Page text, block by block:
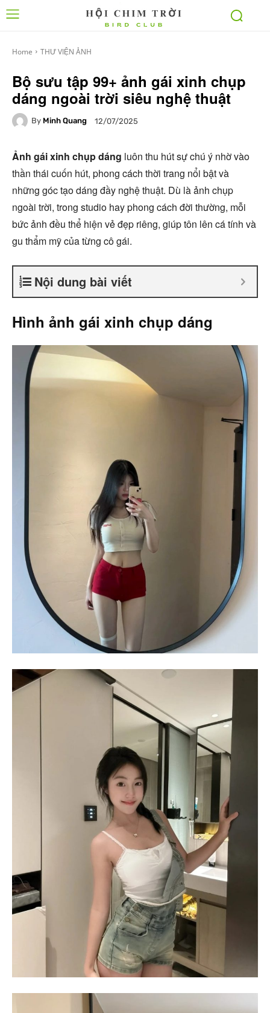
Home THƯ VIỆN ẢNH
Bộ sưu tập 99+ ảnh gái xinh chụp
dáng ngoài trời siêu nghệ thuật
By Minh Quang 12/07/2025
Ảnh gái xinh chụp dáng luôn thu hút sự chú ý nhờ vào
thần thái cuốn hút, phong cách thời trang nổi bật và
những góc tạo dáng đầy nghệ thuật. Dù là ảnh chụp
ngoài trời, trong studio hay phong cách đời thường, mỗi
bức ảnh đều thể hiện vẻ đẹp riêng, giúp tôn lên cá tính và
gu thẩm mỹ của từng cô gái.
Nội dung bài viết
Hình ảnh gái xinh chụp dáng